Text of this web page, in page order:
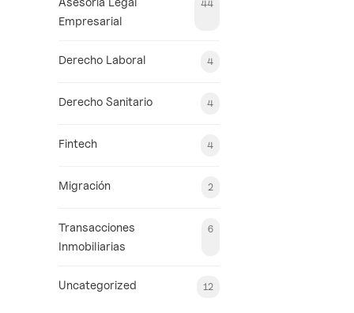
Empresarial
44
Derecho Laboral 4
Derecho Sanitario 4
Fintech 4
Migración 2
Transacciones
Inmobiliarias
6
Uncategorized 12